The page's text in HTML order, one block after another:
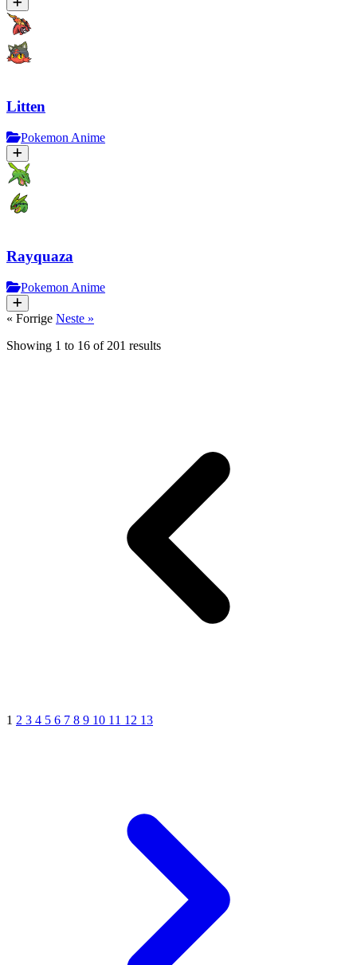
Litten
Pokemon Anime
Rayquaza
Pokemon Anime
« Forrige Neste »
Showing 1 to 16 of 201 results
1 2 3 4 5 6 7 8 9 10 11 12 13